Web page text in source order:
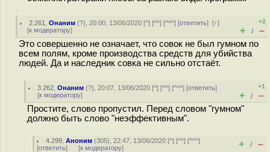
2.261 ,Онаним (?), 20:00, 13/06/2020 [^] [^^] [^^^] [ответить][↑]
[к модератору]
+2
+ / –
Это совершенно не означает, что совок не был гумном по
всем полям, кроме производства средств для убийства
людей. Да и наследник совка не сильно отстаёт.
3.262 ,Онаним (?), 20:07, 13/06/2020 [^] [^^] [^^^] [ответить]
[к модератору]
+1
+ / –
Простите, слово пропустил. Перед словом "гумном"
должно быть слово "неэффективным".
4.299 ,Аноним (305), 22:47, 13/06/2020 [^] [^^] [^^^]
[ответить] [к модератору] + / –